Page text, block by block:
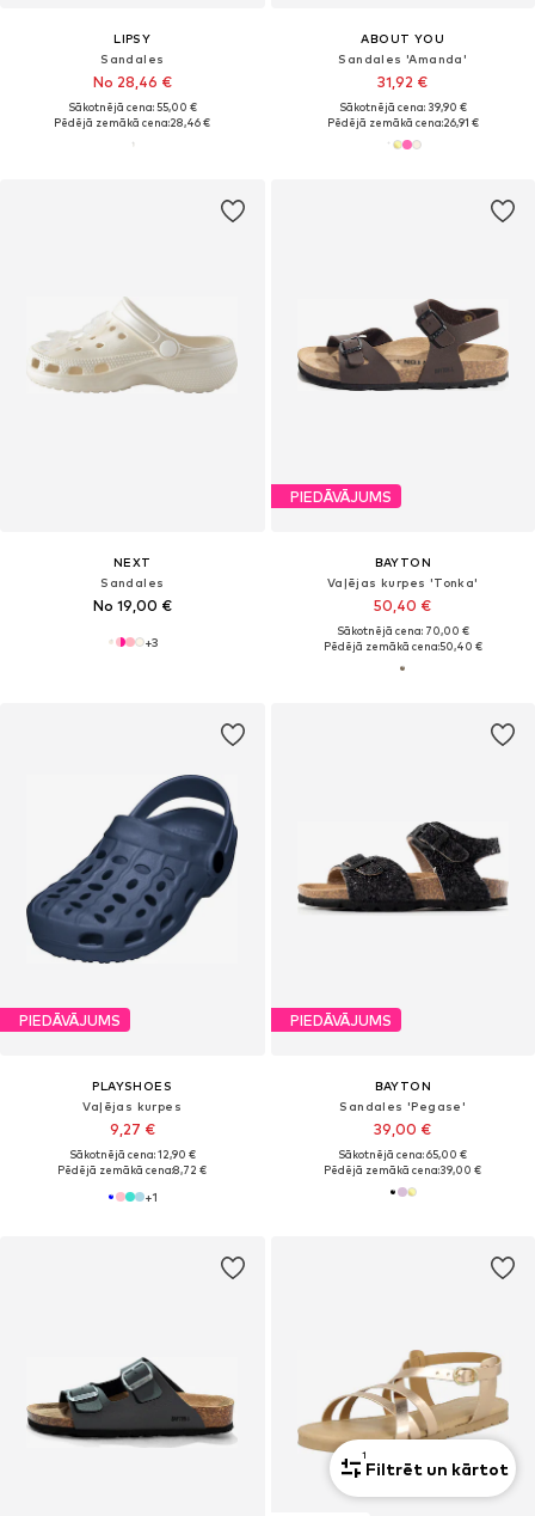
LIPSY
Sandales
No 28,46 €
Sākotnējā cena: 55,00 €
Pēdējā zemākā cena:28,46 €
ABOUT YOU
Sandales 'Amanda'
31,92 €
Sākotnējā cena: 39,90 €
Pēdējā zemākā cena:26,91 €
NEXT
Sandales
No 19,00 €
+3
PIEDĀVĀJUMS
BAYTON
Vaļējas kurpes 'Tonka'
50,40 €
Sākotnējā cena: 70,00 €
Pēdējā zemākā cena:50,40 €
PIEDĀVĀJUMS
PLAYSHOES
Vaļējas kurpes
9,27 €
Sākotnējā cena: 12,90 €
Pēdējā zemākā cena:8,72 €
+1
PIEDĀVĀJUMS
BAYTON
Sandales 'Pegase'
39,00 €
Sākotnējā cena: 65,00 €
Pēdējā zemākā cena:39,00 €
1
Filtrēt un kārtot